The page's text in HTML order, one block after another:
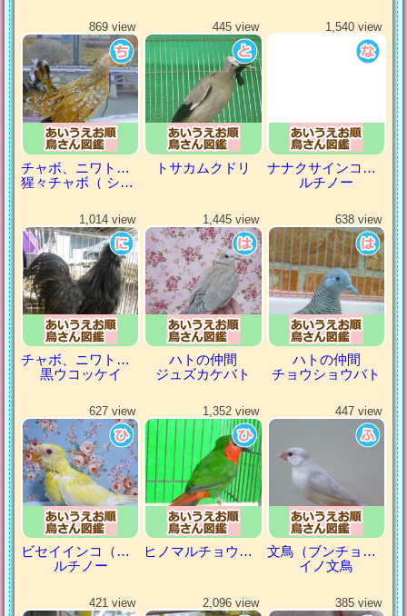
869 view
チャボ、ニワトリの仲間
猩々チャボ（ ショウジョウチャボ）
445 view
トサカムクドリ
1,540 view
ナナクサインコ（七草インコ）
ルチノー
1,014 view
チャボ、ニワトリの仲間
黒ウコッケイ
1,445 view
ハトの仲間
ジュズカケバト
638 view
ハトの仲間
チョウショウバト
627 view
ビセイインコ（美声インコ）
ルチノー
1,352 view
ヒノマルチョウ（日の丸鳥）
447 view
文鳥（ブンチョウ）
イノ文鳥
421 view 2,096 view 385 view